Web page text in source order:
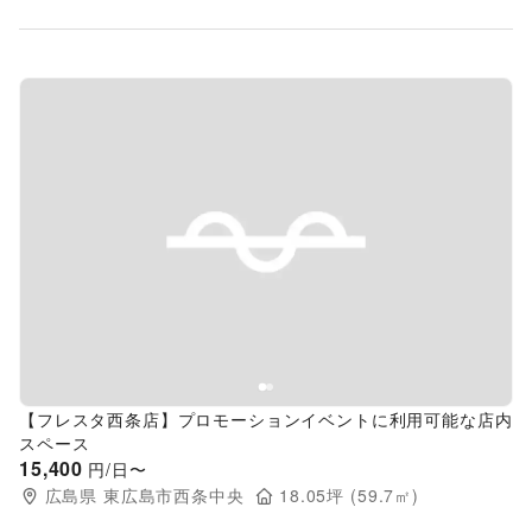
Previous slide
【フレスタ西条店】プロモーションイベントに利用可能な店内
スペース
15,400 円/日〜
広島県 東広島市西条中央 18.05坪 (59.7㎡)